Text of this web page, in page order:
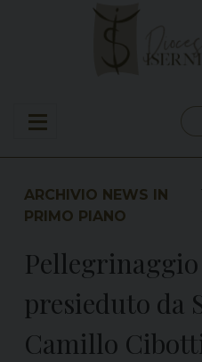
ARCHIVIO NEWS IN
PRIMO PIANO
presieduto da
Camillo